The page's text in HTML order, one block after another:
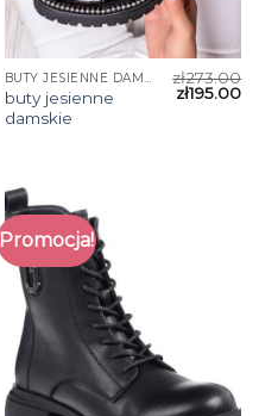
BUTY JESIENNE DAMSKIE
buty jesienne
damskie
zł273.00
zł195.00
Promocja!